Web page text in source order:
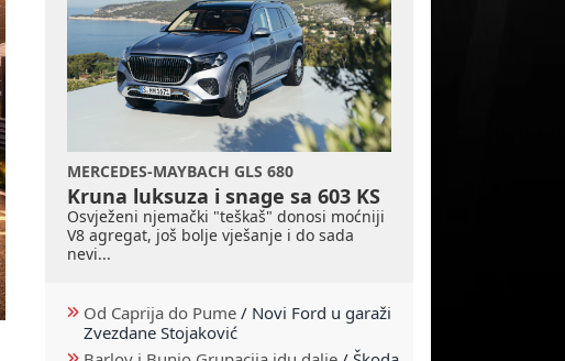
MERCEDES-MAYBACH GLS 680
Kruna luksuza i snage sa 603 KS
Osvježeni njemački "teškaš" donosi moćniji
V8 agregat, još bolje vješanje i do sada
nevi...
Od Caprija do Pume / Novi Ford u garaži
Zvezdane Stojaković